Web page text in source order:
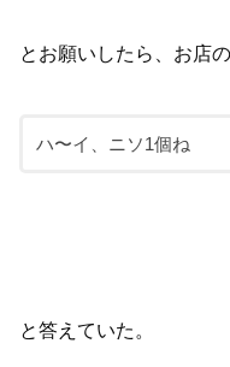
とお願いしたら、お店の
ハ〜イ、ニソ1個ね
と答えていた。